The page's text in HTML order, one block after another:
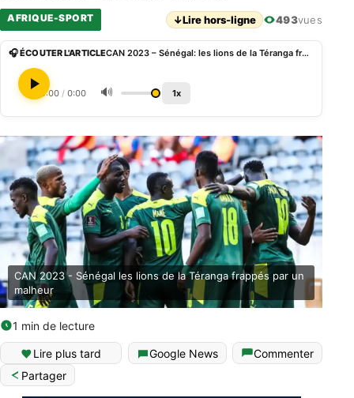
AFRIQUE-SPORT ↓Lire hors-ligne 493vues
🎧 ÉCOUTER L'ARTICLE CAN 2023 – Sénégal: les lions de la Téranga frappés par un malheur
0:00 / 0:00 🔊 1x
CAN 2023 - Sénégal les lions de la Téranga frappés par un
malheur
1 min de lecture
Lire plus tard Google News
Commenter
Partager